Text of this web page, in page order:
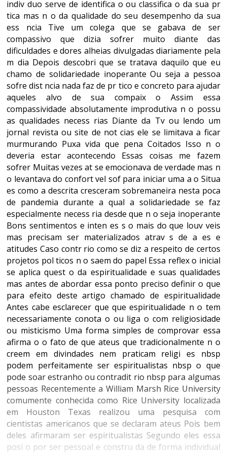
indiv duo serve de identifica o ou classifica o da sua pr
tica mas n o da qualidade do seu desempenho da sua
ess ncia Tive um colega que se gabava de ser
compassivo que dizia sofrer muito diante das
dificuldades e dores alheias divulgadas diariamente pela
m dia Depois descobri que se tratava daquilo que eu
chamo de solidariedade inoperante Ou seja a pessoa
sofre dist ncia nada faz de pr tico e concreto para ajudar
aqueles alvo de sua compaix o Assim essa
compassividade absolutamente improdutiva n o possu
as qualidades necess rias Diante da Tv ou lendo um
jornal revista ou site de not cias ele se limitava a ficar
murmurando Puxa vida que pena Coitados Isso n o
deveria estar acontecendo Essas coisas me fazem
sofrer Muitas vezes at se emocionava de verdade mas n
o levantava do confort vel sof para iniciar uma a o Situa
es como a descrita cresceram sobremaneira nesta poca
de pandemia durante a qual a solidariedade se faz
especialmente necess ria desde que n o seja inoperante
Bons sentimentos e inten es s o mais do que louv veis
mas precisam ser materializados atrav s de a es e
atitudes Caso contr rio como se diz a respeito de certos
projetos pol ticos n o saem do papel Essa reflex o inicial
se aplica quest o da espiritualidade e suas qualidades
mas antes de abordar essa ponto preciso definir o que
para efeito deste artigo chamado de espiritualidade
Antes cabe esclarecer que que espiritualidade n o tem
necessariamente conota o ou liga o com religiosidade
ou misticismo Uma forma simples de comprovar essa
afirma o o fato de que ateus que tradicionalmente n o
creem em divindades nem praticam religi es nbsp
podem perfeitamente ser espiritualistas nbsp o que
pode soar estranho ou contradit rio nbsp para algumas
pessoas Recentemente a William Marsh Rice University
comumente conhecida como Rice University localizada
em Houston Texas realizou uma pesquisa com
cientistas americanos que se declaram ateus Pois bem
deles afirmaram ser espiritualistas Segundo eles essa
posi o por ser pessoal e constru da de forma individual